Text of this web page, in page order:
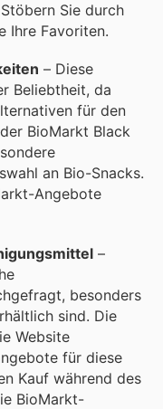
Sie durch
Ihre Favoriten.
– Diese
Beliebtheit, da
für den
BioMarkt Black
an Bio-Snacks.
Angebote
–
besonders
sind. Die
Website
für diese
Kauf während des
BioMarkt-